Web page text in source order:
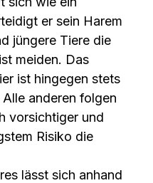
er sein Harem
jüngere Tiere die
meiden. Das
ist hingegen stets
anderen folgen
vorsichtiger und
Risiko die
lässt sich anhand